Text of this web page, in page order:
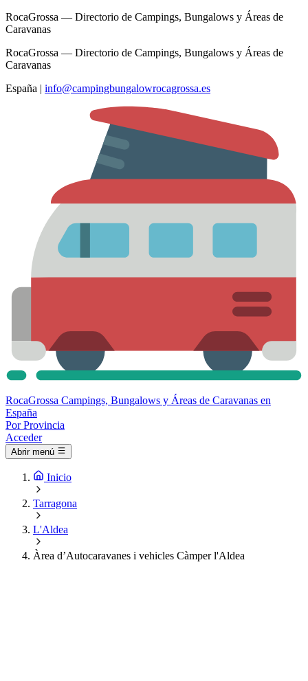
RocaGrossa — Directorio de Campings, Bungalows y Áreas de
Caravanas
RocaGrossa — Directorio de Campings, Bungalows y Áreas de
Caravanas
España | info@campingbungalowrocagrossa.es
RocaGrossa Campings, Bungalows y Áreas de Caravanas en
España
Por Provincia
Acceder
Abrir menú
Inicio
Tarragona
L'Aldea
Àrea d’Autocaravanes i vehicles Càmper l'Aldea